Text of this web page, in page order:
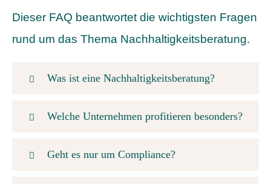
Dieser FAQ beantwortet die wichtigsten Fragen
rund um das Thema Nachhaltigkeitsberatung.
Was ist eine Nachhaltigkeitsberatung?
Welche Unternehmen profitieren besonders?
Geht es nur um Compliance?